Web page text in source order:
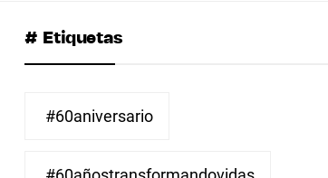
# Etiquetas
#60aniversario